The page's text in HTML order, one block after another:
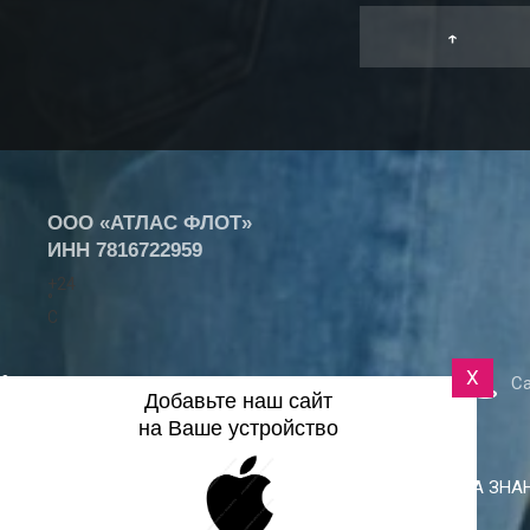
↑
ООО «АТЛАС ФЛОТ»
ИНН 7816722959
+24
°
C
+7 (812) 418-25-77
Поставщикам БАЗА
X
Добавьте наш сайт
на Ваше устройство